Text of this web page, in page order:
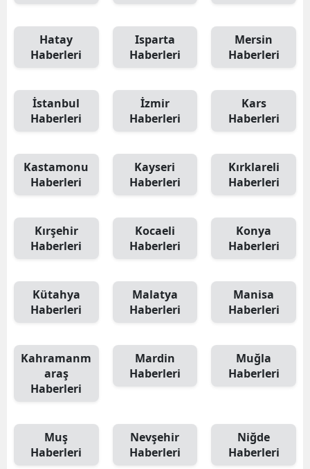
Hatay
Haberleri
Isparta
Haberleri
Mersin
Haberleri
İstanbul
Haberleri
İzmir
Haberleri
Kars
Haberleri
Kastamonu
Haberleri
Kayseri
Haberleri
Kırklareli
Haberleri
Kırşehir
Haberleri
Kocaeli
Haberleri
Konya
Haberleri
Kütahya
Haberleri
Malatya
Haberleri
Manisa
Haberleri
Kahramanm
araş
Haberleri
Mardin
Haberleri
Muğla
Haberleri
Muş
Haberleri
Nevşehir
Haberleri
Niğde
Haberleri